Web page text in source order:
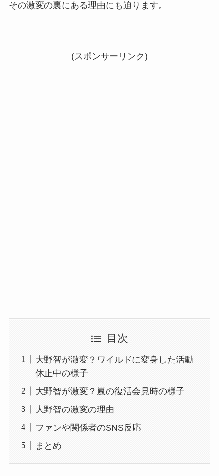
その激変の裏にある理由にも迫ります。
(スポンサーリンク)
目次
大野智が激変？ワイルドに変身した活動
休止中の様子
大野智が激変？嵐の復活会見時の様子
大野智の激変の理由
ファンや関係者のSNS反応
まとめ